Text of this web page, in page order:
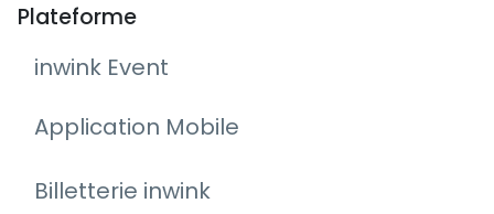
Plateforme
inwink Event
Application Mobile
Billetterie inwink